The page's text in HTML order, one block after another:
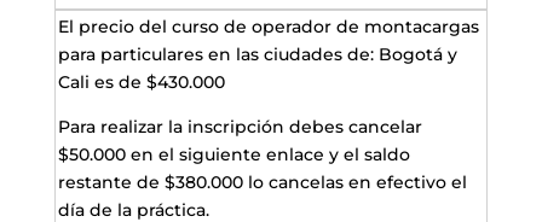
El precio del curso de operador de montacargas
para particulares en las ciudades de: Bogotá y
Cali es de $430.000
Para realizar la inscripción debes cancelar
$50.000 en el siguiente enlace y el saldo
restante de $380.000 lo cancelas en efectivo el
día de la práctica.